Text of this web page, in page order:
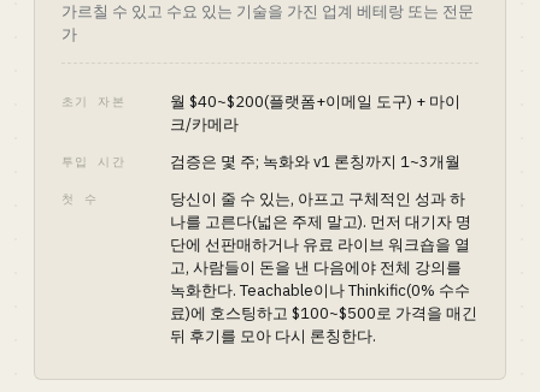
가르칠 수 있고 수요 있는 기술을 가진 업계 베테랑 또는 전문
가
초기 자본
월 $40~$200(플랫폼+이메일 도구) + 마이
크/카메라
투입 시간 검증은 몇 주; 녹화와 v1 론칭까지 1~3개월
첫 수
당신이 줄 수 있는, 아프고 구체적인 성과 하
나를 고른다(넓은 주제 말고). 먼저 대기자 명
단에 선판매하거나 유료 라이브 워크숍을 열
고, 사람들이 돈을 낸 다음에야 전체 강의를
녹화한다. Teachable이나 Thinkific(0% 수수
료)에 호스팅하고 $100~$500로 가격을 매긴
뒤 후기를 모아 다시 론칭한다.